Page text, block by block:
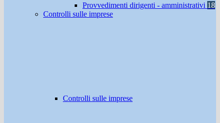
Provvedimenti dirigenti - amministrativi 18
Controlli sulle imprese
Controlli sulle imprese